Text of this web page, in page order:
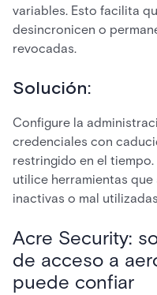
variables. Esto facilita
desincronicen o
revocadas.
Solución:
Configure la
credenciales con
restringido en el
utilice herramientas
inactivas o mal
Acre Security:
de acceso a
puede confiar